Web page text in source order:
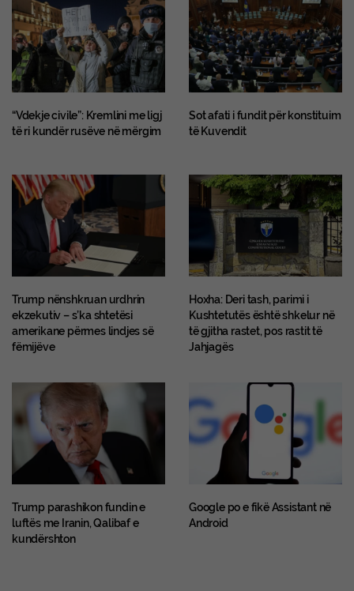
“Vdekje civile”: Kremlini me ligj
të ri kundër rusëve në mërgim
Sot afati i fundit për konstituim
të Kuvendit
Trump nënshkruan urdhrin
ekzekutiv – s’ka shtetësi
amerikane përmes lindjes së
fëmijëve
Hoxha: Deri tash, parimi i
Kushtetutës është shkelur në
të gjitha rastet, pos rastit të
Jahjagës
Trump parashikon fundin e
luftës me Iranin, Qalibaf e
kundërshton
Google po e fikë Assistant në
Android